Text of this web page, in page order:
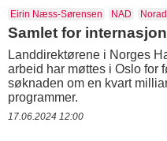
Eirin Næss-Sørensen NAD Norad
Samlet for
Landdirektørene i Norges
arbeid har møttes i Oslo for
søknaden om en kvart
programmer.
17.06.2024 12:00